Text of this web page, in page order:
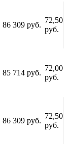
86 309 руб.
72,50
руб.
85 714 руб.
72,00
руб.
86 309 руб.
72,50
руб.